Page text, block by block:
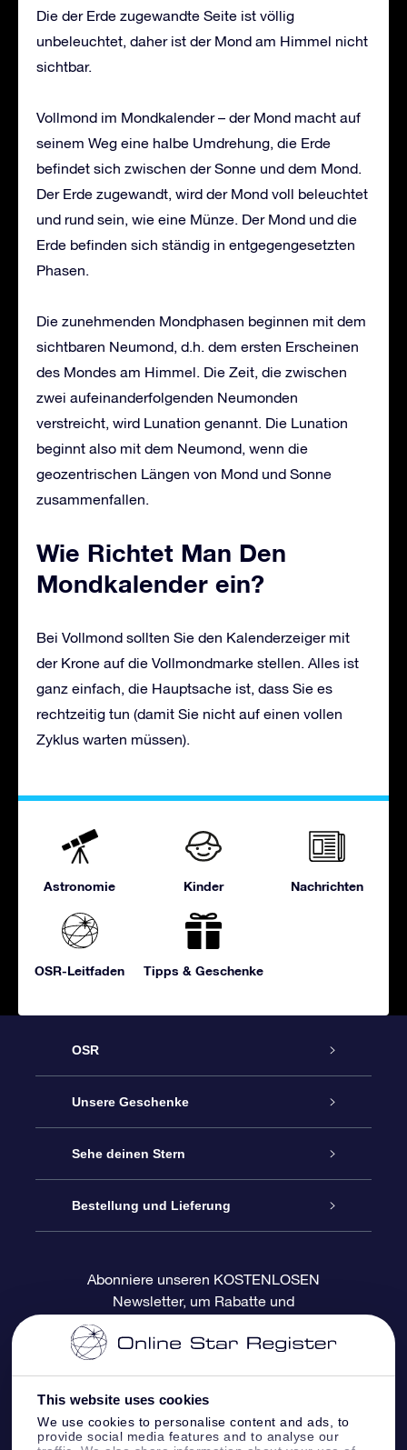
This website uses cookies
We use cookies to personalise content and ads, to
provide social media features and to analyse our
Die der Erde zugewandte Seite ist völlig
unbeleuchtet, daher ist der Mond am Himmel nicht
sichtbar.
Vollmond im Mondkalender – der Mond macht auf
seinem Weg eine halbe Umdrehung, die Erde
befindet sich zwischen der Sonne und dem Mond.
Der Erde zugewandt, wird der Mond voll beleuchtet
und rund sein, wie eine Münze. Der Mond und die
Erde befinden sich ständig in entgegengesetzten
Phasen.
Die zunehmenden Mondphasen beginnen mit dem
sichtbaren Neumond, d.h. dem ersten Erscheinen
des Mondes am Himmel. Die Zeit, die zwischen
zwei aufeinanderfolgenden Neumonden
verstreicht, wird Lunation genannt. Die Lunation
beginnt also mit dem Neumond, wenn die
geozentrischen Längen von Mond und Sonne
zusammenfallen.
Wie Richtet Man Den
Mondkalender ein?
Bei Vollmond sollten Sie den Kalenderzeiger mit
der Krone auf die Vollmondmarke stellen. Alles ist
ganz einfach, die Hauptsache ist, dass Sie es
rechtzeitig tun (damit Sie nicht auf einen vollen
Zyklus warten müssen).
Astronomie Kinder Nachrichten
OSR-Leitfaden Tipps & Geschenke
OSR
Service
Kontakt
Blog
Bewertungen
Unsere Geschenke
Sterne schenken
OSR-Geschenkpaket
OSR-Geschenkgutschein
Firmengeschenke
Sehe deinen Stern
Sternregister
Personalisierte Sternseite
One Million Stars
OSR-Starsaver
Bestellung und Lieferung
Zahlungsinformationen
Versandinformationen
Rückgaberecht
Abonniere unseren KOSTENLOSEN
Newsletter, um Rabatte und